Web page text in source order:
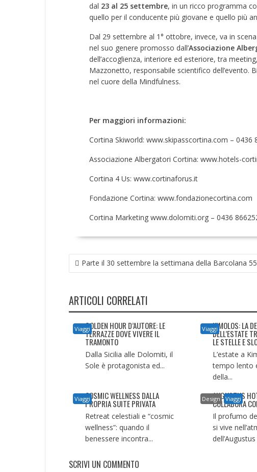
dal 23 al 25 settembre, in un ricco programma
quello per il conducente più giovane e quello più
Dal 29 settembre al 1° ottobre, invece, va in scena
nel suo genere promosso dall’Associazione
dell’accoglienza, interiore ed esteriore, tra
Mazzonetto, responsabile scientifico dell’evento.
nel cuore della Mindfulness.
Per maggiori informazioni:
Cortina Skiworld: www.skipasscortina.com – 0436
Associazione Albergatori Cortina: www.hotels-
Cortina 4 Us: www.cortinaforus.it
Fondazione Cortina: www.fondazionecortina.com
Cortina Marketing www.dolomiti.org– 0436
NAVIGAZIONE
ARTICOLI
Parte il 30 settembre la settimana della Barcolana 55
ARTICOLI CORRELATI
ViaggiGOLDEN HOUR D’AUTORE: LE
TERRAZZE DOVE VIVERE IL
TRAMONTO
Dalla Sicilia alle Dolomiti, il
Sole è protagonista ed...
ViaggiKIMOLOS: LA
DELL’ESTATE
LE STELLE E
L’estate a
tempo lento
della...
ViaggiCOSMIC WELLNESS DALLA
PROPRIA SUITE PRIVATA
Retreat celestiali e “cosmic
wellness”: quando il
benessere incontra...
Design Viaggi
AUGUSTUS
COLLABORA
Il profumo
si vive
SCRIVI UN COMMENTO